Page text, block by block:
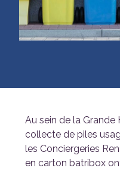
Au sein de la Grande
collecte de piles
les Conciergeries
en carton batribox